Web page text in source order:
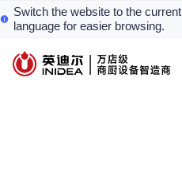
Switch the website to the current
language for easier browsing.
首页